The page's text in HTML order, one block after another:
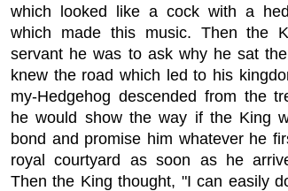
which looked like a cock with a
which made this music. Then the
servant he was to ask why he sat
knew the road which led to his
my-Hedgehog descended from the
he would show the way if the King
bond and promise him whatever he
royal courtyard as soon as he
Then the King thought, "I can easily